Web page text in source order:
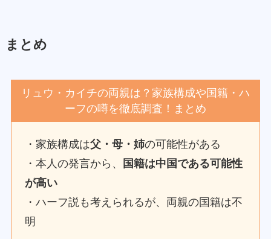
まとめ
リュウ・カイチの両親は？家族構成や国籍・ハ
ーフの噂を徹底調査！まとめ
・家族構成は父・母・姉の可能性がある
・本人の発言から、
国籍は中国である可能性
が高い
・ハーフ説も考えられるが、両親の国籍は不
明